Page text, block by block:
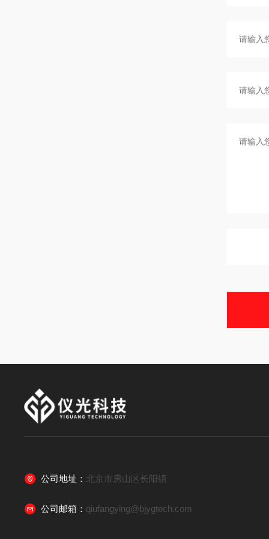
公司地址： 北京市房山区长阳镇
公司邮箱： qiufangying@bjygtech.com